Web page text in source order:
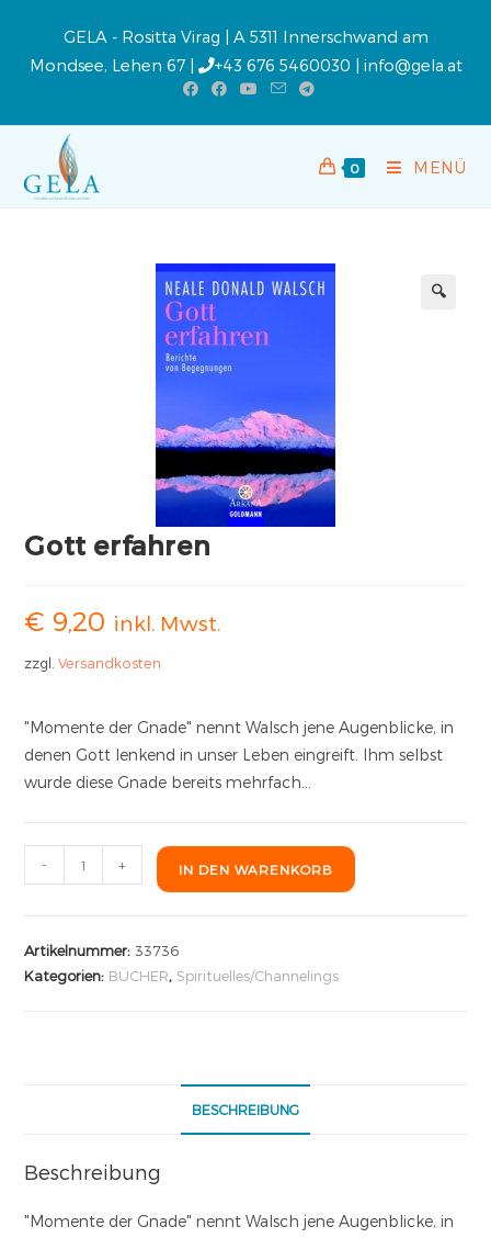
GELA - Rositta Virag | A 5311 Innerschwand am
Mondsee, Lehen 67 |
+43 676 5460030 | info@gela.at
0 MENÜ
Gott erfahren
€ 9,20 inkl. Mwst.
zzgl.Versandkosten
"Momente der Gnade" nennt Walsch jene Augenblicke, in
denen Gott lenkend in unser Leben eingreift. Ihm selbst
wurde diese Gnade bereits mehrfach…
- + IN DEN WARENKORB
Artikelnummer: 33736
Kategorien: BÜCHER,Spirituelles/Channelings
BESCHREIBUNG
Beschreibung
"Momente der Gnade" nennt Walsch jene Augenblicke, in